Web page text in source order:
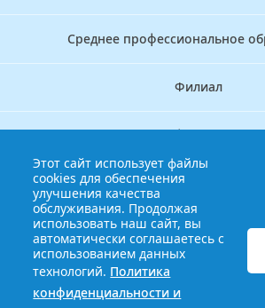
Среднее профессиональное
Филиал
Дополнительное
Аккредитационно —
Бережливый
© 2013-2021 Краснодарский краевой
Политика
Этот сайт использует файлы
cookies для обеспечения
улучшения качества
обслуживания. Продолжая
использовать наш сайт, вы
автоматически соглашаетесь с
использованием данных
технологий. Политика
конфиденциальности и